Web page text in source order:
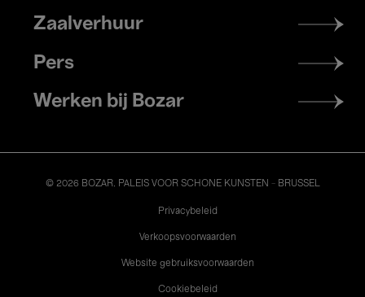
Zaalverhuur
Pers
Werken bij Bozar
© 2026 BOZAR. PALEIS VOOR SCHONE KUNSTEN - BRUSSEL
Privacybeleid
Verkoopsvoorwaarden
Website gebruiksvoorwaarden
Cookiebeleid